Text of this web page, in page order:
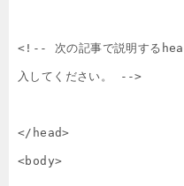
<!-- 次の記事で説明する
入してください。 -->
</head>
<body>